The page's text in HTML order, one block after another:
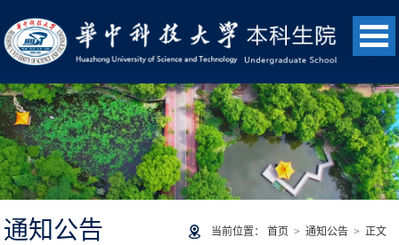
通知公告 当前位置： 首页 > 通知公告> 正文